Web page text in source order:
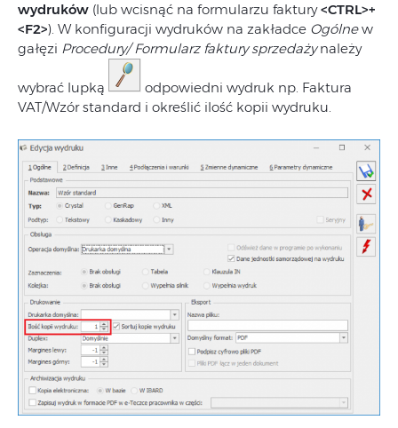
wydruków (lub wcisnąć na formularzu faktury<CTRL>+
<F2>). W konfiguracji wydruków na zakładce Ogólnew
gałęzi Procedury/ Formularz faktury sprzedażynależy
wybrać lupką
odpowiedni wydruk np. Faktura
VAT/Wzór standard i określić ilość kopii wydruku.